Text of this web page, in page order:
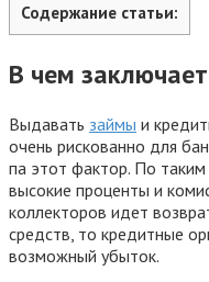
Содержание статьи:
В чем
Выдавать займы и
очень рискованно для
па этот фактор. По
высокие проценты и
коллекторов идет
средств, то кредитные
возможный убыток.